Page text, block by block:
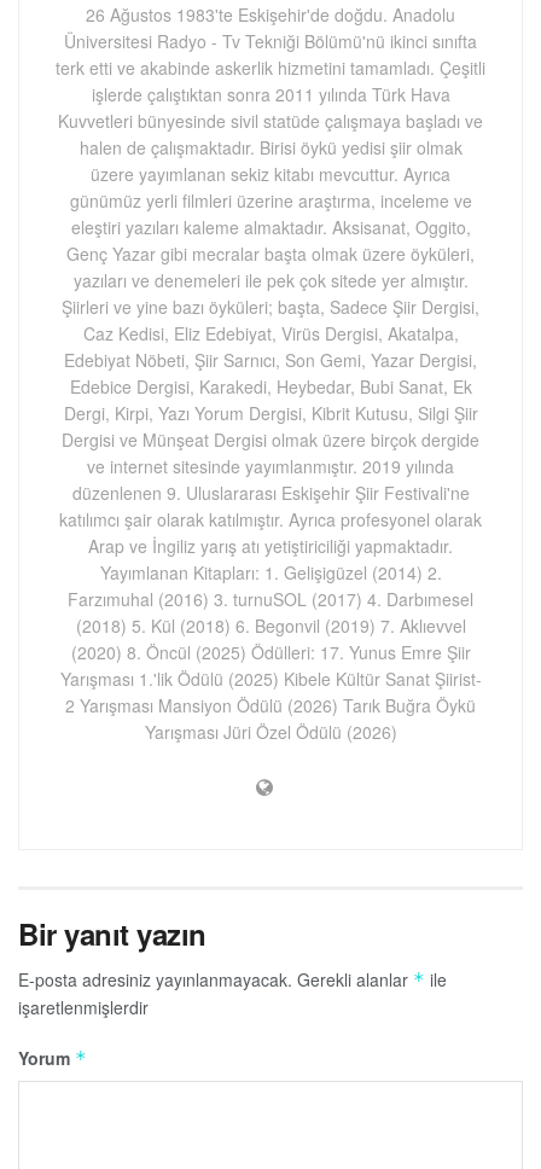
26 Ağustos 1983'te Eskişehir'de doğdu. Anadolu
Üniversitesi Radyo - Tv Tekniği Bölümü'nü ikinci sınıfta
terk etti ve akabinde askerlik hizmetini tamamladı. Çeşitli
işlerde çalıştıktan sonra 2011 yılında Türk Hava
Kuvvetleri bünyesinde sivil statüde çalışmaya başladı ve
halen de çalışmaktadır. Birisi öykü yedisi şiir olmak
üzere yayımlanan sekiz kitabı mevcuttur. Ayrıca
günümüz yerli filmleri üzerine araştırma, inceleme ve
eleştiri yazıları kaleme almaktadır. Aksisanat, Oggito,
Genç Yazar gibi mecralar başta olmak üzere öyküleri,
yazıları ve denemeleri ile pek çok sitede yer almıştır.
Şiirleri ve yine bazı öyküleri; başta, Sadece Şiir Dergisi,
Caz Kedisi, Eliz Edebiyat, Virüs Dergisi, Akatalpa,
Edebiyat Nöbeti, Şiir Sarnıcı, Son Gemi, Yazar Dergisi,
Edebice Dergisi, Karakedi, Heybedar, Bubi Sanat, Ek
Dergi, Kirpi, Yazı Yorum Dergisi, Kibrit Kutusu, Silgi Şiir
Dergisi ve Münşeat Dergisi olmak üzere birçok dergide
ve internet sitesinde yayımlanmıştır. 2019 yılında
düzenlenen 9. Uluslararası Eskişehir Şiir Festivali'ne
katılımcı şair olarak katılmıştır. Ayrıca profesyonel olarak
Arap ve İngiliz yarış atı yetiştiriciliği yapmaktadır.
Yayımlanan Kitapları: 1. Gelişigüzel (2014) 2.
Farzımuhal (2016) 3. turnuSOL (2017) 4. Darbımesel
(2018) 5. Kül (2018) 6. Begonvil (2019) 7. Aklıevvel
(2020) 8. Öncül (2025) Ödülleri: 17. Yunus Emre Şiir
Yarışması 1.'lik Ödülü (2025) Kibele Kültür Sanat Şiirist-
2 Yarışması Mansiyon Ödülü (2026) Tarık Buğra Öykü
Yarışması Jüri Özel Ödülü (2026)
Bir yanıt yazın
E-posta adresiniz yayınlanmayacak. Gerekli alanlar * ile
işaretlenmişlerdir
Yorum *